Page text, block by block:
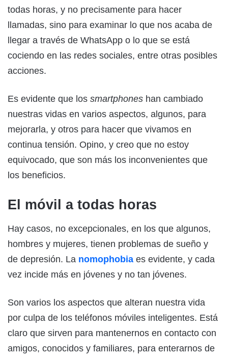
todas horas, y no precisamente para hacer
llamadas, sino para examinar lo que nos acaba de
llegar a través de WhatsApp o lo que se está
cociendo en las redes sociales, entre otras posibles
acciones.
Es evidente que los smartphones han cambiado
nuestras vidas en varios aspectos, algunos, para
mejorarla, y otros para hacer que vivamos en
continua tensión. Opino, y creo que no estoy
equivocado, que son más los inconvenientes que
los beneficios.
El móvil a todas horas
Hay casos, no excepcionales, en los que algunos,
hombres y mujeres, tienen problemas de sueño y
de depresión. La nomophobia es evidente, y cada
vez incide más en jóvenes y no tan jóvenes.
Son varios los aspectos que alteran nuestra vida
por culpa de los teléfonos móviles inteligentes. Está
claro que sirven para mantenernos en contacto con
amigos, conocidos y familiares, para enterarnos de